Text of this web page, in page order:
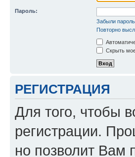
Пароль:
Забыли
Повторно
Скрыть
РЕГИСТРАЦИЯ
Для того, чтобы
регистрации.
но позволит Вам